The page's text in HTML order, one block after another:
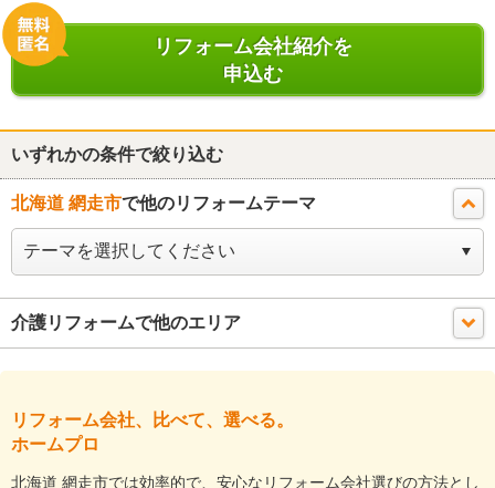
リフォーム会社紹介を
申込む
いずれかの条件で絞り込む
北海道 網走市で他のリフォームテーマ
介護リフォームで他のエリア
リフォーム会社、比べて、選べる。
ホームプロ
北海道 網走市では効率的で、安心なリフォーム会社選びの方法とし